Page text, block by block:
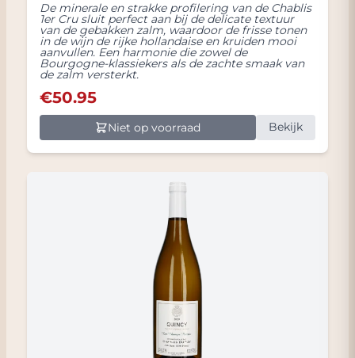
De minerale en strakke profilering van de Chablis
1er Cru sluit perfect aan bij de delicate textuur
van de gebakken zalm, waardoor de frisse tonen
in de wijn de rijke hollandaise en kruiden mooi
aanvullen. Een harmonie die zowel de
Bourgogne-klassiekers als de zachte smaak van
de zalm versterkt.
€50.95
Niet op voorraad Bekijk